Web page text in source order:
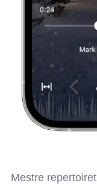
Mestre repertoiret